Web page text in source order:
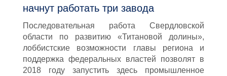
начнут работать три завода
Последовательная работа Свердловской
области по развитию «Титановой долины»,
лоббистские возможности главы региона и
поддержка федеральных властей позволят в
2018 году запустить здесь промышленное